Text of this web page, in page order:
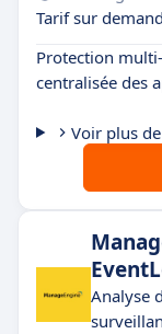
Tarif sur
Protection
centralisée des
Voir plus
Analyse